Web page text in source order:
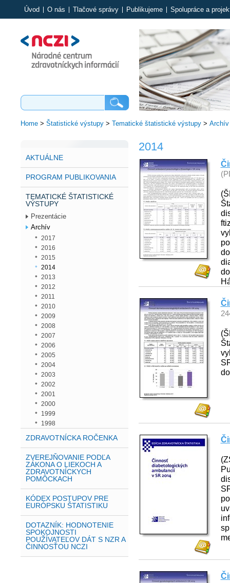
Úvod O nás Tlačové správy Publikujeme Spolupráce a
Home> Štatistické výstupy> Tematické štatistické výstupy> Archív
AKTUÁLNE
PROGRAM PUBLIKOVANIA
TEMATICKÉ ŠTATISTICKÉ
VÝSTUPY
Prezentácie
Archív
2017
2016
2015
2014
2013
2012
2011
2010
2009
2008
2007
2006
2005
2004
2003
2002
2001
2000
1999
1998
ZDRAVOTNÍCKA ROČENKA
ZVEREJŇOVANIE PODĽA
ZÁKONA O LIEKOCH A
ZDRAVOTNÍCKYCH
POMÔCKACH
KÓDEX POSTUPOV PRE
EURÓPSKU ŠTATISTIKU
DOTAZNÍK: HODNOTENIE
SPOKOJNOSTI
POUŽÍVATEĽOV DÁT S NZR A
ČINNOSŤOU NCZI
2014